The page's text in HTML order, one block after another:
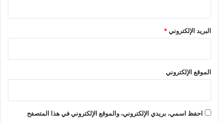
البريد الإلكتروني*
الموقع الإلكتروني
احفظ اسمي، بريدي الإلكتروني، والموقع الإلكتروني في هذا المتصفح